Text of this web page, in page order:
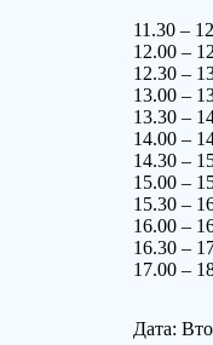
11.30 –
12.00 –
12.30 –
13.00 –
13.30 –
14.00 –
14.30 –
15.00 –
15.30 –
16.00 –
16.30 –
17.00 –
Дата: